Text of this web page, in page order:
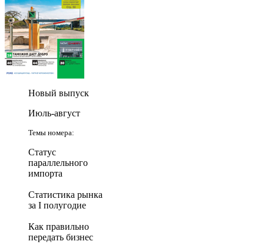
Новый выпуск
Июль-август
Темы номера:
Статус
параллельного
импорта
Статистика рынка
за I полугодие
Как правильно
передать бизнес